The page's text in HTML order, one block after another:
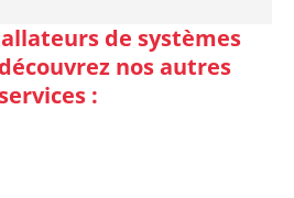
de systèmes
nos autres
services :